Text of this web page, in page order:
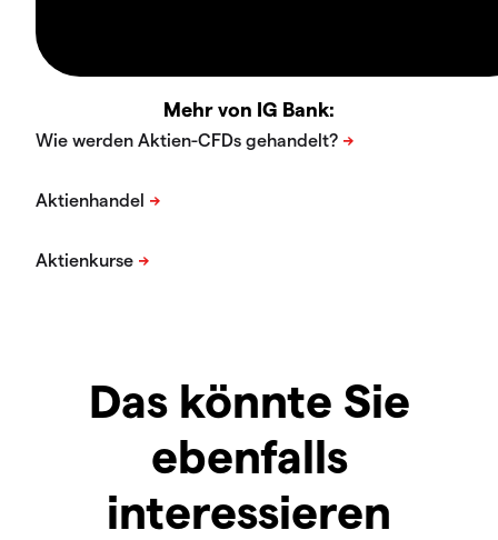
Mehr von IG Bank:
Das könnte Sie
ebenfalls
interessieren